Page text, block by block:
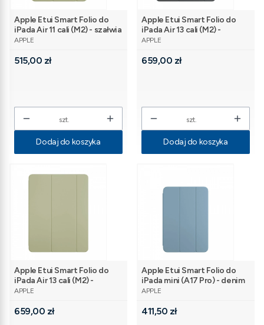
Apple Etui Smart Folio do
iPada Air 11 cali (M2) - szałwia
PRODUCENT
APPLE
Cena
515,00 zł
szt.
Dodaj do koszyka
Apple Etui Smart Folio do
iPada Air 13 cali (M2) -
grafitowe
PRODUCENT
APPLE
Cena
659,00 zł
szt.
Dodaj do koszyka
Apple Etui Smart Folio do
iPada Air 13 cali (M2) -
szałwia
PRODUCENT
APPLE
Cena
659,00 zł
Apple Etui Smart Folio do
iPada mini (A17 Pro) - denim
PRODUCENT
APPLE
Cena
411,50 zł